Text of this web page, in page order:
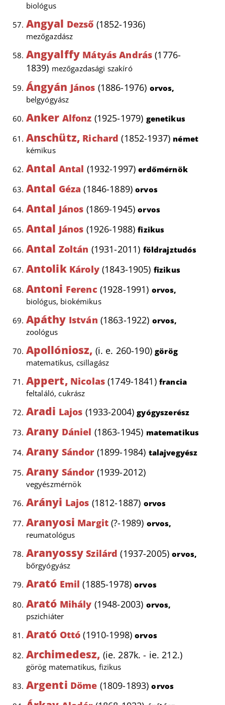
biológus
Angyal Dezső (1852-1936)
mezőgazdász
Angyalffy Mátyás András(1776-
1839) mezőgazdasági szakíró
Ángyán János (1886-1976) orvos,
belgyógyász
Anker Alfonz (1925-1979) genetikus
Anschütz, Richard(1852-1937) német
kémikus
Antal Antal (1932-1997)erdőmérnök
Antal Géza(1846-1889)orvos
Antal János (1869-1945)orvos
Antal János (1926-1988)fizikus
Antal Zoltán (1931-2011) földrajztudós
Antolik Károly (1843-1905) fizikus
Antoni Ferenc (1928-1991) orvos,
biológus, biokémikus
Apáthy István (1863-1922) orvos,
zoológus
Apollóniosz, (i. e. 260-190)görög
matematikus, csillagász
Appert, Nicolas(1749-1841) francia
feltaláló, cukrász
Aradi Lajos (1933-2004)gyógyszerész
Arany Dániel (1863-1945) matematikus
Arany Sándor (1899-1984) talajvegyész
Arany Sándor (1939-2012)
vegyészmérnök
Arányi Lajos (1812-1887) orvos
Aranyosi Margit(?-1989) orvos,
reumatológus
AranyossySzilárd(1937-2005)orvos,
bőrgyógyász
Arató Emil(1885-1978)orvos
Arató Mihály (1948-2003) orvos,
pszichiáter
Arató Ottó(1910-1998)orvos
Archimedesz, (ie. 287k. - ie. 212.)
görög matematikus, fizikus
Argenti Döme (1809-1893)orvos